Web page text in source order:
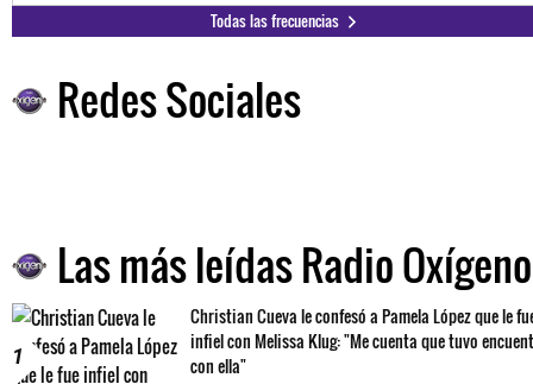
Todas las frecuencias
Redes Sociales
Las más leídas Radio Oxígeno
1
Christian Cueva le confesó a Pamela López que le
infiel con Melissa Klug: "Me cuenta que tuvo
con ella"